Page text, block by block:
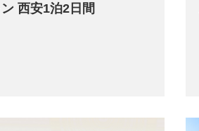
西安1泊2日間